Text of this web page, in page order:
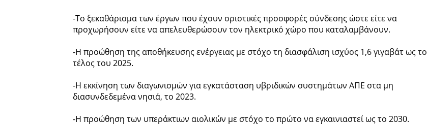
-Το ξεκαθάρισμα των έργων που έχουν οριστικές προσφορές σύνδεσης ώστε είτε να
προχωρήσουν είτε να απελευθερώσουν τον ηλεκτρικό χώρο που καταλαμβάνουν.
-Η προώθηση της αποθήκευσης ενέργειας με στόχο τη διασφάλιση ισχύος 1,6 γιγαβάτ ως το
τέλος του 2025.
-Η εκκίνηση των διαγωνισμών για εγκατάσταση υβριδικών συστημάτων ΑΠΕ στα μη
διασυνδεδεμένα νησιά, το 2023.
-Η προώθηση των υπεράκτιων αιολικών με στόχο το πρώτο να εγκαινιαστεί ως το 2030.